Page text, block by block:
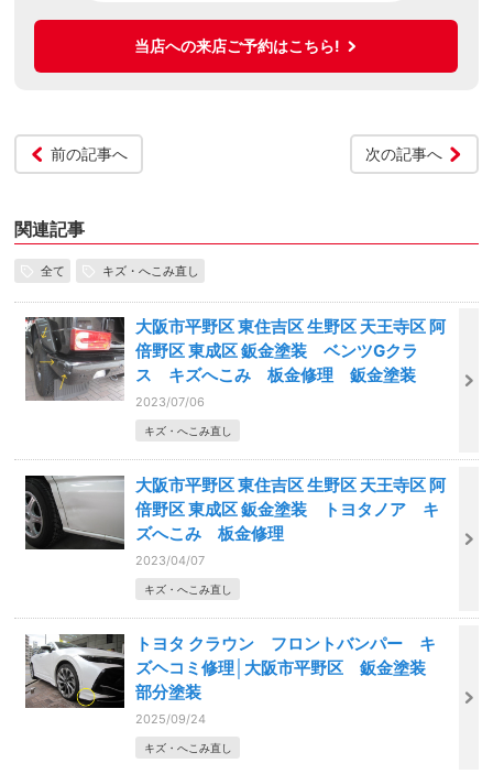
当店への来店ご予約はこちら!
前の記事へ 次の記事へ
関連記事
全て キズ・へこみ直し
大阪市平野区 東住吉区 生野区 天王寺区 阿
倍野区 東成区 鈑金塗装 ベンツGクラ
ス キズへこみ 板金修理 鈑金塗装
2023/07/06
キズ・へこみ直し
大阪市平野区 東住吉区 生野区 天王寺区 阿
倍野区 東成区 鈑金塗装 トヨタノア キ
ズへこみ 板金修理
2023/04/07
キズ・へこみ直し
トヨタ クラウン フロントバンパー キ
ズヘコミ修理│大阪市平野区 鈑金塗装
部分塗装
2025/09/24
キズ・へこみ直し